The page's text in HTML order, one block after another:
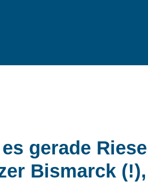
gerade
Bismarck